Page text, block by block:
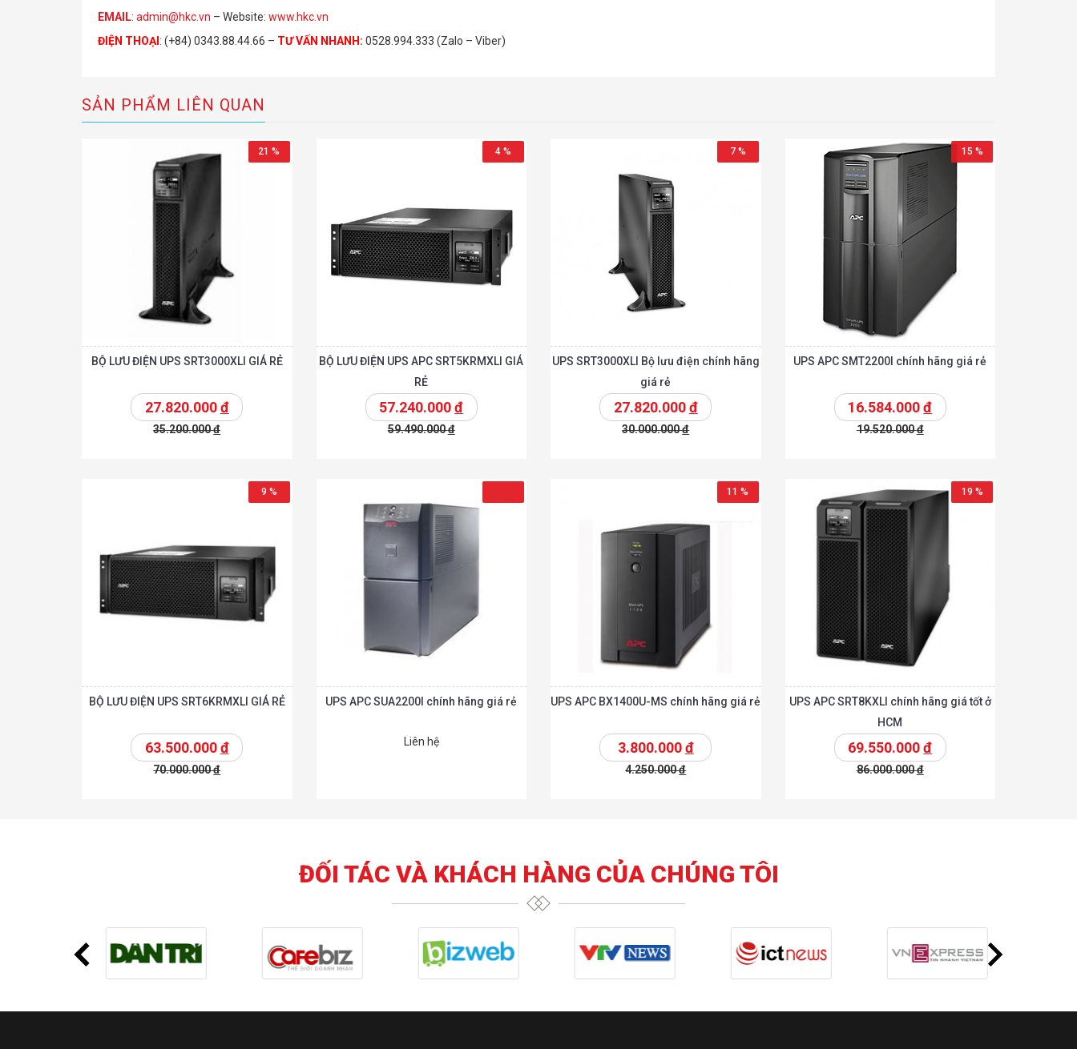
EMAIL: admin@hkc.vn – Website: www.hkc.vn
ĐIỆN THOẠI : (+84) 0343.88.44.66 – TƯ VẤN NHANH : 0528.994.333 (Zalo – Viber)
SẢN PHẨM LIÊN QUAN
21 %
BỘ LƯU ĐIỆN UPS SRT3000XLI GIÁ RẺ
27.820.000đ
35.200.000đ
4 %
BỘ LƯU ĐIỆN UPS APC SRT5KRMXLI GIÁ
RẺ
57.240.000đ
59.490.000đ
7 %
UPS SRT3000XLI Bộ lưu điện chính hãng
giá rẻ
27.820.000đ
30.000.000đ
15 %
UPS APC SMT2200I chính hãng giá rẻ
16.584.000đ
19.520.000đ
9 %
BỘ LƯU ĐIỆN UPS SRT6KRMXLI GIÁ RẺ
63.500.000đ
70.000.000đ
UPS APC SUA2200I chính hãng giá rẻ
Liên hệ
11 %
UPS APC BX1400U-MS chính hãng giá rẻ
3.800.000đ
4.250.000đ
19 %
UPS APC SRT8KXLI chính hãng giá tốt ở
HCM
69.550.000đ
86.000.000đ
ĐỐI TÁC VÀ KHÁCH HÀNG CỦA CHÚNG TÔI